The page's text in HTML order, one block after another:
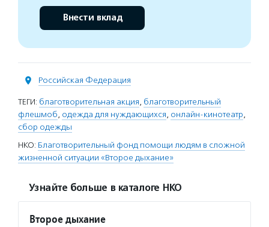
Внести вклад
Российская Федерация
ТЕГИ: благотворительная акция, благотворительный
флешмоб, одежда для нуждающихся, онлайн-кинотеатр,
сбор одежды
НКО: Благотворительный фонд помощи людям в сложной
жизненной ситуации «Второе дыхание»
Узнайте больше в каталоге НКО
Второе дыхание